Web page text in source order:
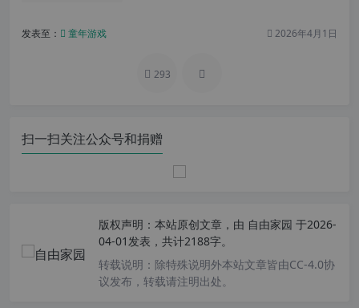
发表至： 童年游戏 2026年4月1日
293
扫一扫关注公众号和捐赠
版权声明： 本站原创文章，由 自由家园 于2026-
04-01发表，共计2188字。
转载说明： 除特殊说明外本站文章皆由CC-4.0协
议发布，转载请注明出处。